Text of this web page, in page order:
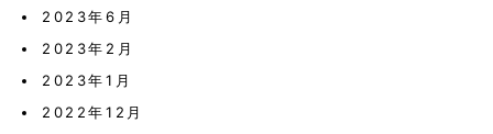
2023年6月
2023年2月
2023年1月
2022年12月